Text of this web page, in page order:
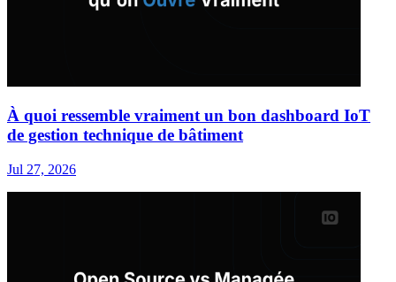
À quoi ressemble vraiment un bon dashboard IoT
de gestion technique de bâtiment
Jul 27, 2026